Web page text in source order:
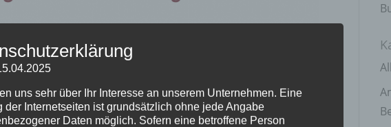
uns sehr über Ihr Interesse an unserem Unternehmen. Eine
der Internetseiten ist grundsätzlich ohne jede Angabe
Daten möglich. Sofern eine betroffene Person